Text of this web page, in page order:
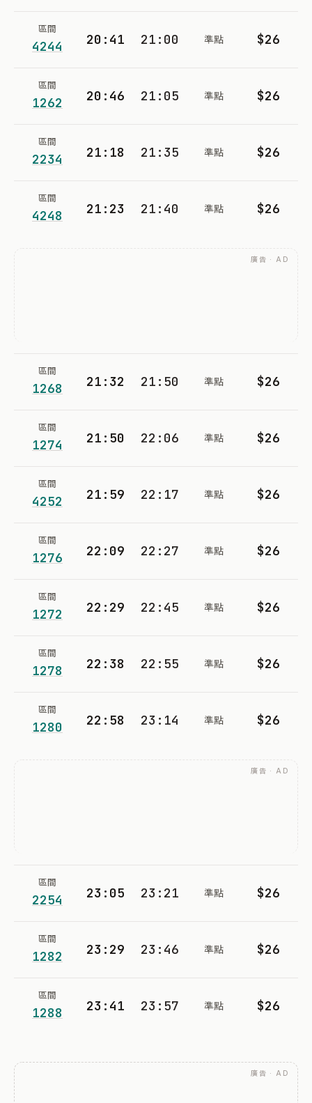
區間
4244 20:41 21:00 準點 $26
區間
1262 20:46 21:05 準點 $26
區間
2234 21:18 21:35 準點 $26
區間
4248 21:23 21:40 準點 $26
廣告 · AD
區間
1268 21:32 21:50 準點 $26
區間
1274 21:50 22:06 準點 $26
區間
4252 21:59 22:17 準點 $26
區間
1276 22:09 22:27 準點 $26
區間
1272 22:29 22:45 準點 $26
區間
1278 22:38 22:55 準點 $26
區間
1280 22:58 23:14 準點 $26
廣告 · AD
區間
2254 23:05 23:21 準點 $26
區間
1282 23:29 23:46 準點 $26
區間
1288 23:41 23:57 準點 $26
廣告 · AD